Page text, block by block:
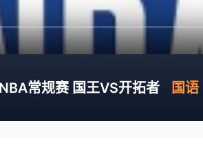
常规赛 国王VS开拓者 国语